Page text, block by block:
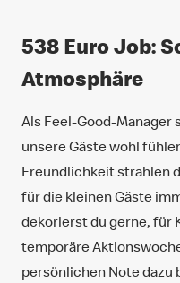
538 Euro Job:
Atmosphäre
Als Feel-Good-Manager
unsere Gäste wohl
Freundlichkeit strahlen
für die kleinen Gäste
dekorierst du gerne, für
temporäre
persönlichen Note dazu